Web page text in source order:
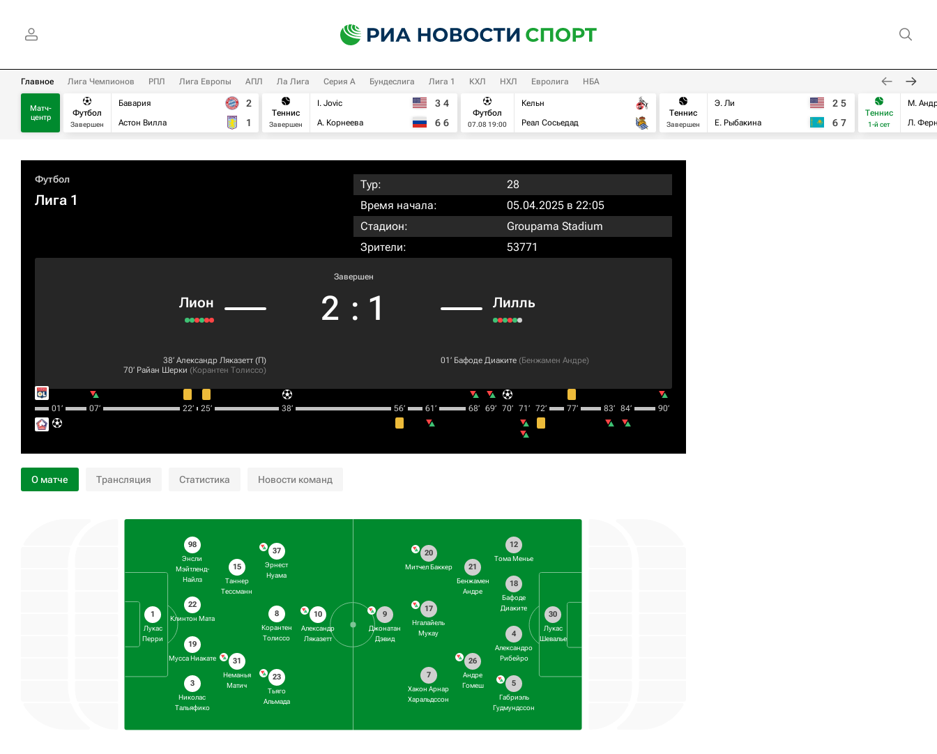
Главное Лига Чемпионов РПЛ Лига Европы АПЛ Ла Лига Серия А Бундеслига Лига 1 КХЛ НХЛ Евролига НБА
Матч-
центр
Футбол
Завершен
Бавария
Астон Вилла
2
1
Теннис
Завершен
I. Jovic
А. Корнеева
3 4
6 6
Футбол
07.08 19:00
Кельн
Реал Сосьедад
Теннис
Завершен
Э. Ли
Е. Рыбакина
2 5
6 7
Теннис
1-й сет
М.
Л.
Футбол
Лига 1
Тур:
28
Время начала:
05.04.2025 в 22:05
Стадион:
Groupama Stadium
Зрители:
53771
Лион
Завершен
2 : 1 Лилль
38‎’‎ Александр Ляказетт (П)
70‎’‎ Райан Шерки (Корантен Толиссо)
01‎’‎ Бафоде Диаките (Бенжамен Андре)
01‎’‎ 07‎’‎ 22‎’‎ 25‎’‎ 38‎’‎ 56‎’‎ 61‎’‎ 68‎’‎ 69‎’‎ 70‎’‎ 71‎’‎ 72‎’‎ 77‎’‎ 83‎’‎ 84‎’‎ 90‎’‎
О матче Трансляция Статистика Новости команд
1
Лукас
Перри
98
Энсли
Мэйтленд-
Найлз
22
Клинтон Мата
19
Мусса Ниакате
3
Николас
Тальяфико
15
Таннер
Тессманн
31
Неманья
Матич
37
Эрнест
Нуама
8
Корантен
Толиссо
23
Тьяго
Альмада
10
Александр
Ляказетт
30
Лукас
Шевалье
12
Тома Менье
18
Бафоде
Диаките
4
Александро
Рибейро
5
Габриэль
Гудмундссон
21
Бенжамен
Андре
26
Андре
Гомеш
20
Митчел Баккер
17
Нгалайель
Мукау
7
Хакон Арнар
Харальдссон
9
Джонатан
Дэвид